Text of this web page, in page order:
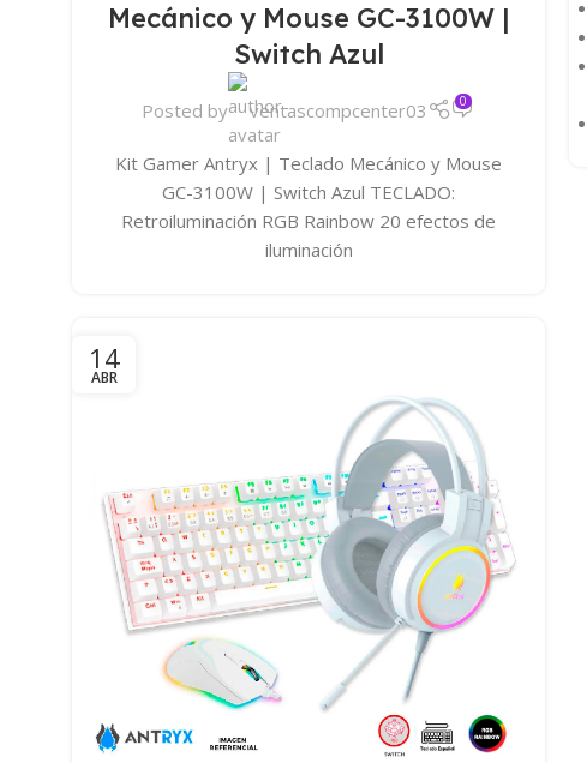
Mecánico y Mouse GC-3100W |
Switch Azul
Posted by ventascompcenter03 0
Kit Gamer Antryx | Teclado Mecánico y Mouse
GC-3100W | Switch Azul TECLADO:
Retroiluminación RGB Rainbow 20 efectos de
iluminación
14
ABR